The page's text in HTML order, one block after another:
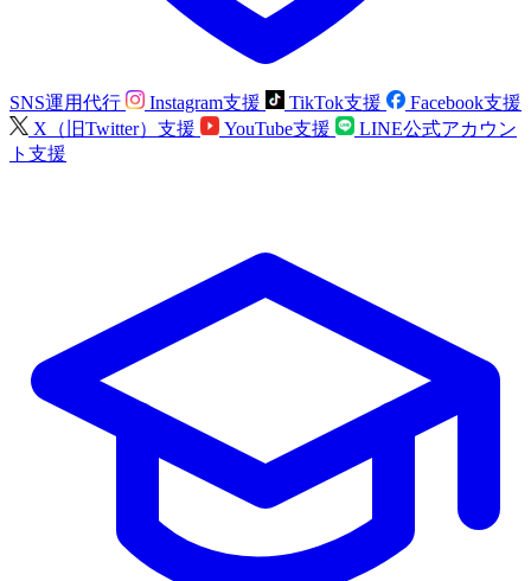
SNS運用代行 Instagram支援 TikTok支援
Facebook支援
X（旧Twitter）支援
YouTube支援
LINE公式アカウン
ト支援